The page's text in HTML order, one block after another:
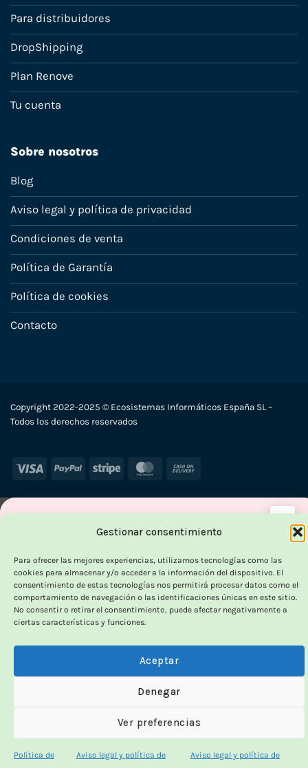
Gestionar consentimiento
Para ofrecer las mejores experiencias, utilizamos tecnologías como las
cookies para almacenar y/o acceder a la información del dispositivo. El
consentimiento de estas tecnologías nos permitirá procesar datos como el
comportamiento de navegación o las identificaciones únicas en este sitio.
No consentir o retirar el consentimiento, puede afectar negativamente a
ciertas características y funciones.
Aceptar
Denegar
Ver preferencias
Política de
Aviso legal y política de
Aviso legal y política de
Para distribuidores
DropShipping
Plan Renove
Tu cuenta
Sobre nosotros
Blog
Aviso legal y política de privacidad
Condiciones de venta
Política de Garantía
Política de cookies
Contacto
Copyright 2022-2025 © Ecosistemas Informáticos España SL –
Todos los derechos reservados
Visa PayPal Stripe MasterCard
-
OUTLET VORPC
Calidad probada,
precios imbatibles
100% funcionalesy con
100% funcionales · revisados